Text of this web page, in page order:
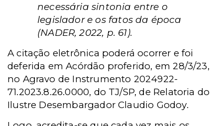
necessária sintonia entre o
legislador e os fatos da época
(NADER, 2022, p. 61).
A citação eletrônica poderá ocorrer e foi
deferida em Acórdão proferido, em 28/3/23,
no Agravo de Instrumento 2024922-
71.2023.8.26.0000, do TJ/SP, de Relatoria do
Ilustre Desembargador Claudio Godoy.